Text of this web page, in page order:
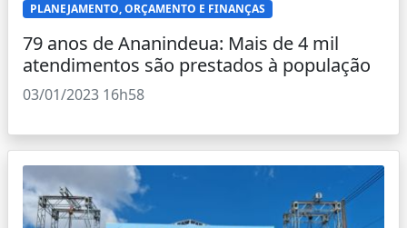
PLANEJAMENTO, ORÇAMENTO E FINANÇAS
79 anos de Ananindeua: Mais de 4 mil
atendimentos são prestados à população
03/01/2023 16h58